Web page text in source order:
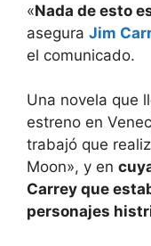
«Nada de esto
asegura Jim
el comunicado.
Una novela que
estreno en
trabajó que
Moon», y en
Carrey que
personajes